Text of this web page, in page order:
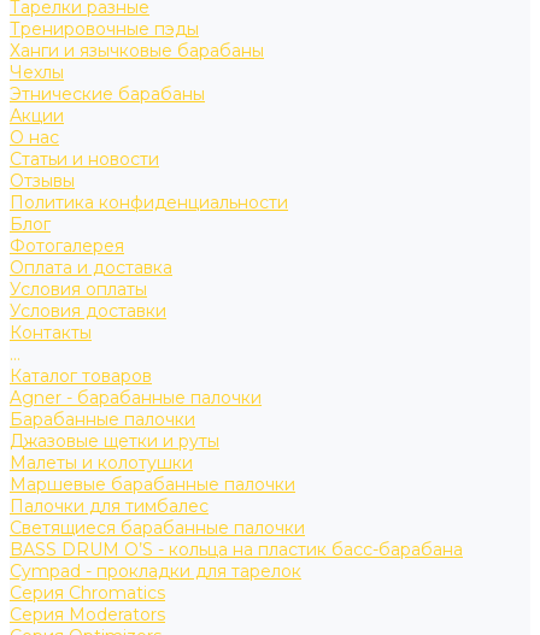
Тарелки разные
Тренировочные пэды
Ханги и язычковые барабаны
Чехлы
Этнические барабаны
Акции
О нас
Статьи и новости
Отзывы
Политика конфиденциальности
Блог
Фотогалерея
Оплата и доставка
Условия оплаты
Условия доставки
Контакты
...
Каталог товаров
Agner - барабанные палочки
Барабанные палочки
Джазовые щетки и руты
Малеты и колотушки
Маршевые барабанные палочки
Палочки для тимбалес
Светящиеся барабанные палочки
BASS DRUM O’S - кольца на пластик басс-барабана
Cympad - прокладки для тарелок
Серия Chromatics
Серия Moderators